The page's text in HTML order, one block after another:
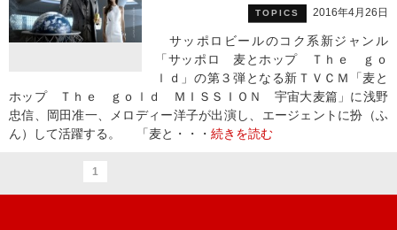
TOPICS 2016年4月26日
サッポロビールのコク系新ジャンル
「サッポロ 麦とホップ Ｔｈｅ ｇｏ
ｌｄ」の第３弾となる新ＴＶＣＭ「麦と
ホップ Ｔｈｅ ｇｏｌｄ ＭＩＳＳＩＯＮ 宇宙大麦篇」に浅野
忠信、岡田准一、メロディー洋子が出演し、エージェントに扮（ふ
ん）して活躍する。 「麦と・・・ 続きを読む
1